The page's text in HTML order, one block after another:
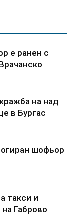
е ранен с
на над
в Бургас
шофьор
такси и
Габрово